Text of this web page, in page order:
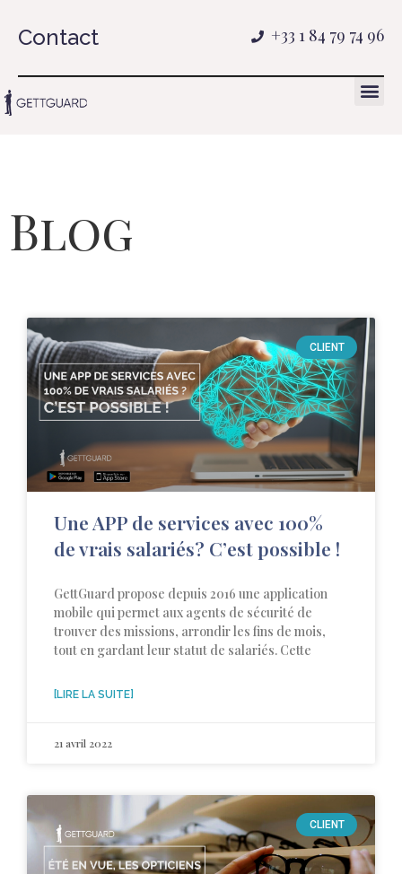
Contact +33 1 84 79 74 96
Blog
CLIENT
Une APP de services avec 100%
de vrais salariés? C’est possible !
GettGuard propose depuis 2016 une application
mobile qui permet aux agents de sécurité de
trouver des missions, arrondir les fins de mois,
tout en gardant leur statut de salariés. Cette
[LIRE LA SUITE]
21 avril 2022
CLIENT